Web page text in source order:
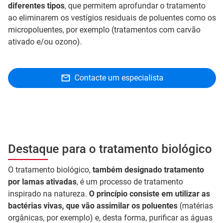
diferentes tipos, que permitem aprofundar o tratamento
ao eliminarem os vestígios residuais de poluentes como os
micropoluentes, por exemplo (tratamentos com carvão
ativado e/ou ozono).
Contacte um especialista
Destaque para o tratamento biológico
O tratamento biológico, também designado tratamento
por lamas ativadas, é um processo de tratamento
inspirado na natureza. O princípio consiste em utilizar as
bactérias vivas, que vão assimilar os poluentes (matérias
orgânicas, por exemplo) e, desta forma, purificar as águas